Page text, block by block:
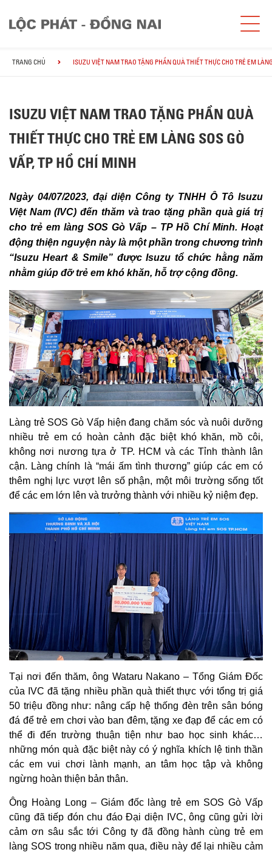
TRANG CHỦ ISUZU VIỆT NAM TRAO TẶNG PHẦN QUÀ THIẾT THỰC CHO TRẺ EM
ISUZU VIỆT NAM TRAO TẶNG PHẦN QUÀ
THIẾT THỰC CHO TRẺ EM LÀNG SOS GÒ
VẤP, TP HỒ CHÍ MINH
Ngày 04/07/2023, đại diện Công ty TNHH Ô Tô Isuzu
Việt Nam (IVC) đến thăm và trao tặng phần quà giá trị
cho trẻ em làng SOS Gò Vấp – TP Hồ Chí Minh. Hoạt
động thiện nguyện này là một phần trong chương trình
“Isuzu Heart & Smile” được Isuzu tổ chức hằng năm
nhằm giúp đỡ trẻ em khó khăn, hỗ trợ cộng đồng.
Làng trẻ SOS Gò Vấp hiện đang chăm sóc và nuôi dưỡng
nhiều trẻ em có hoàn cảnh đặc biệt khó khăn, mồ côi,
không nơi nương tựa ở TP. HCM và các Tỉnh thành lân
cận. Làng chính là “mái ấm tình thương” giúp các em có
thêm nghị lực vượt lên số phận, một môi trường sống tốt
để các em lớn lên và trưởng thành với nhiều kỷ niệm đẹp.
Tại nơi đến thăm, ông Wataru Nakano – Tổng Giám Đốc
của IVC đã tặng nhiều phần quà thiết thực với tổng trị giá
50 triệu đồng như: nâng cấp hệ thống đèn trên sân bóng
đá để trẻ em chơi vào ban đêm, tặng xe đạp để các em có
thể đi đến trường thuận tiện như bao học sinh khác…
những món quà đặc biệt này có ý nghĩa khích lệ tinh thần
các em vui chơi lành mạnh, an tâm học tập và không
ngừng hoàn thiện bản thân.
Ông Hoàng Long – Giám đốc làng trẻ em SOS Gò Vấp
cũng đã tiếp đón chu đáo Đại diện IVC, ông cũng gửi lời
cảm ơn sâu sắc tới Công ty đã đồng hành cùng trẻ em
làng SOS trong nhiều năm qua, điều này để lại nhiều cảm